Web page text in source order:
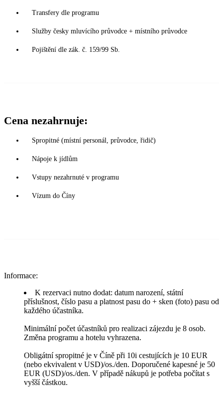
Transfery dle programu
Služby česky mluvícího průvodce + místního průvodce
Pojištění dle zák. č. 159/99 Sb.
Cena nezahrnuje:
Spropitné (místní personál, průvodce, řidič)
Nápoje k jídlům
Vstupy nezahrnuté v programu
Vízum do Číny
Informace:
K rezervaci nutno dodat: datum narození, státní
příslušnost, číslo pasu a platnost pasu do + sken (foto) pasu od
každého účastníka.
Minimální počet účastníků pro realizaci zájezdu je 8 osob.
Změna programu a hotelu vyhrazena.
Obligátní spropitné je v Číně při 10i cestujících je 10 EUR
(nebo ekvivalent v USD)/os./den. Doporučené kapesné je 50
EUR (USD)/os./den. V případě nákupů je potřeba počítat s
vyšší částkou.